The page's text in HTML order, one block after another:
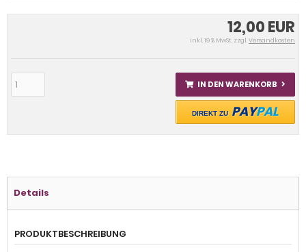
12,00 EUR
inkl. 19 % MwSt. zzgl.Versandkosten
IN DEN WARENKORB
DIREKT ZU PAYPAL
Details
PRODUKTBESCHREIBUNG